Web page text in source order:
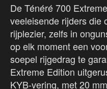
De Ténéré 700
veeleisende rijders die
rijplezier, zelfs in
op elk moment een
soepel rijgedrag te
Extreme Edition
KYB-vering, met 20